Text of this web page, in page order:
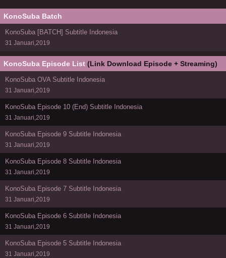
KonoSuba Batch
KonoSuba [BATCH] Subtitle Indonesia
31 Januari,2019
KonoSuba Episode List (Link Download Episode + Streaming)
KonoSuba OVA Subtitle Indonesia
31 Januari,2019
KonoSuba Episode 10 (End) Subtitle Indonesia
31 Januari,2019
KonoSuba Episode 9 Subtitle Indonesia
31 Januari,2019
KonoSuba Episode 8 Subtitle Indonesia
31 Januari,2019
KonoSuba Episode 7 Subtitle Indonesia
31 Januari,2019
KonoSuba Episode 6 Subtitle Indonesia
31 Januari,2019
KonoSuba Episode 5 Subtitle Indonesia
31 Januari,2019